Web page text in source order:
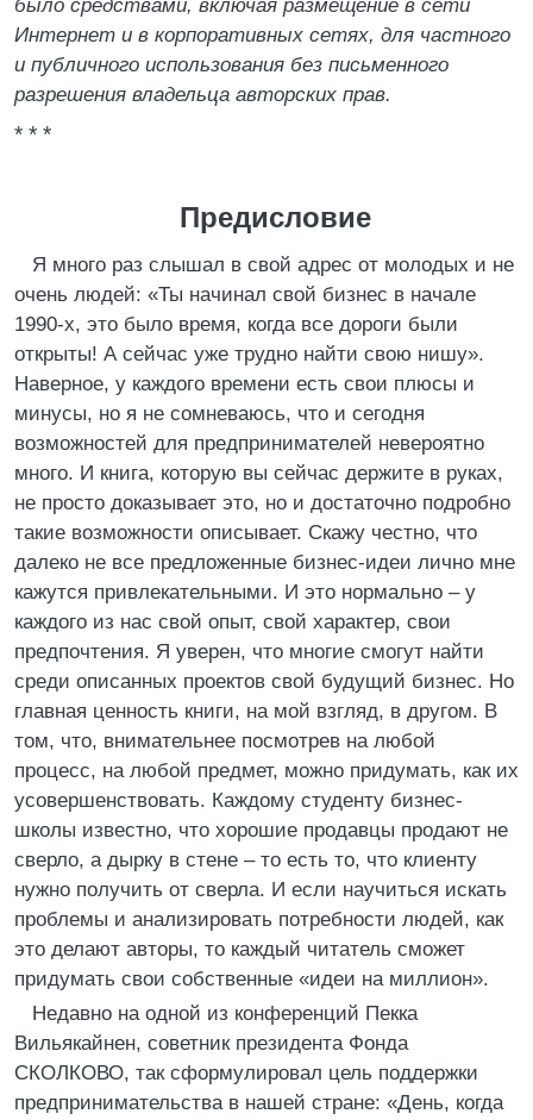
было средствами, включая размещение в сети
Интернет и в корпоративных сетях, для частного
и публичного использования без письменного
разрешения владельца авторских прав.
* * *
Предисловие
Я много раз слышал в свой адрес от молодых и не
очень людей: «Ты начинал свой бизнес в начале
1990-х, это было время, когда все дороги были
открыты! А сейчас уже трудно найти свою нишу».
Наверное, у каждого времени есть свои плюсы и
минусы, но я не сомневаюсь, что и сегодня
возможностей для предпринимателей невероятно
много. И книга, которую вы сейчас держите в руках,
не просто доказывает это, но и достаточно подробно
такие возможности описывает. Скажу честно, что
далеко не все предложенные бизнес-идеи лично мне
кажутся привлекательными. И это нормально – у
каждого из нас свой опыт, свой характер, свои
предпочтения. Я уверен, что многие смогут найти
среди описанных проектов свой будущий бизнес. Но
главная ценность книги, на мой взгляд, в другом. В
том, что, внимательнее посмотрев на любой
процесс, на любой предмет, можно придумать, как их
усовершенствовать. Каждому студенту бизнес-
школы известно, что хорошие продавцы продают не
сверло, а дырку в стене – то есть то, что клиенту
нужно получить от сверла. И если научиться искать
проблемы и анализировать потребности людей, как
это делают авторы, то каждый читатель сможет
придумать свои собственные «идеи на миллион».
Недавно на одной из конференций Пекка
Вильякайнен, советник президента Фонда
СКОЛКОВО, так сформулировал цель поддержки
предпринимательства в нашей стране: «День, когда